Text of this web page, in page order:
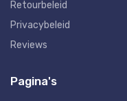
Retourbeleid
Privacybeleid
Reviews
Pagina's